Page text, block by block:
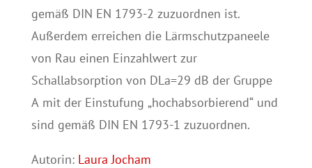
gemäß DIN EN 1793-2 zuzuordnen ist.
Außerdem erreichen die Lärmschutzpaneele
von Rau einen Einzahlwert zur
Schallabsorption von DLa=29 dB der Gruppe
A mit der Einstufung „hochabsorbierend“ und
sind gemäß DIN EN 1793-1 zuzuordnen.
Autorin: Laura Jocham